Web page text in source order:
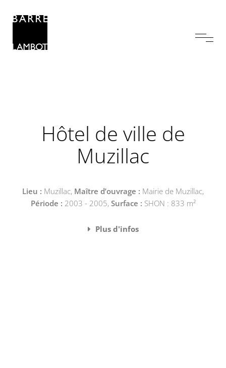
Hôtel de ville de
Muzillac
Lieu : Muzillac, Maître d’ouvrage : Mairie de Muzillac,
Période : 2003 - 2005, Surface : SHON : 833 m²
Plus d'infos